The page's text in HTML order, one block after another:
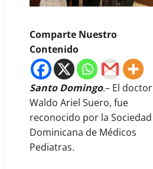
Comparte Nuestro
Contenido
Santo Domingo.– El doctor
Waldo Ariel Suero, fue
reconocido por la Sociedad
Dominicana de Médicos
Pediatras.